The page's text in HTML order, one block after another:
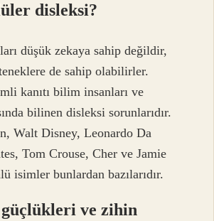
disleksi?
düşük zekaya sahip değildir,
de sahip olabilirler.
kanıtı bilim insanları ve
bilinen disleksi sorunlarıdır.
Walt Disney, Leonardo Da
Tom Crouse, Cher ve Jamie
isimler bunlardan bazılarıdır.
ve zihin